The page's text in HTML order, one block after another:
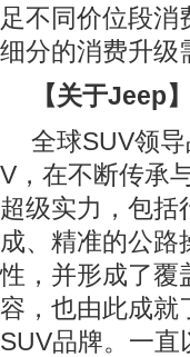
足不同价位段
细分的消费升级
【关于Jeep】
全球SUV领
V，在不断传承
超级实力，包括
成、精准的公路
性，并形成了覆
容，也由此成就
SUV品牌。一